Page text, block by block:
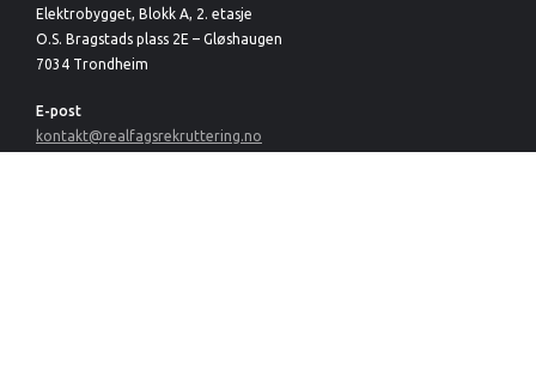
Elektrobygget, Blokk A, 2. etasje
O.S. Bragstads plass 2E – Gløshaugen
7034 Trondheim
E-post
kontakt@realfagsrekruttering.no